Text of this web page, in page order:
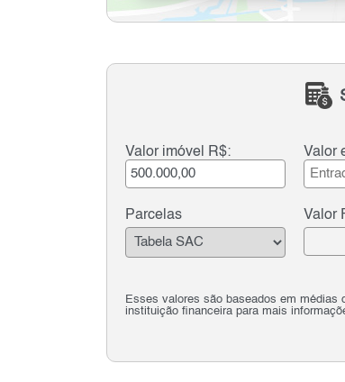
Valor imóvel R$: Valor
Parcelas Valor
Esses valores são baseados em médias
instituição financeira para mais